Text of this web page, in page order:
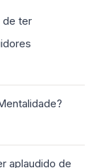
de ter
aplaudido de